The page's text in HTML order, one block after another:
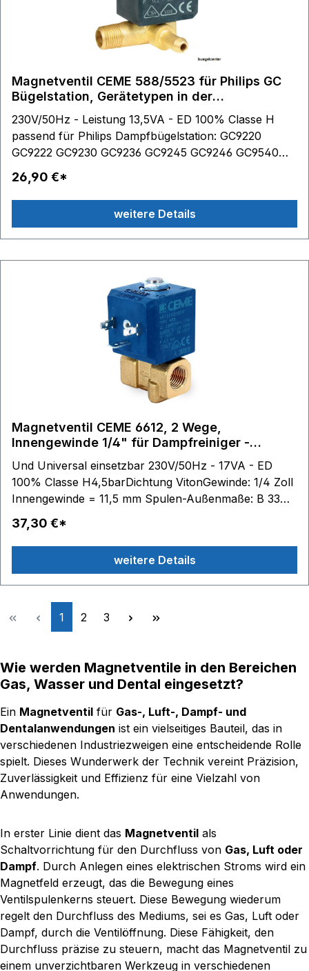
3200 PRO 00S6293B0AA0 STIROMATIC 3200 PRO
W/MANOMETE 00S6293B0AR0 STIROMATIC 3200
PRO W/MANOMETE Technische Daten: 230V/50 Hz
enthalten: 1 Dampfschlauchklemme
Magnetventil CEME 588/5523 für Philips GC
Bügelstation, Gerätetypen in der
230V/50Hz - Leistung 13,5VA - ED 100% Classe H
passend für Philips Dampfbügelstation: GC9220
GC9222 GC9230 GC9236 GC9245 GC9246 GC9540
GC8320 GC8330 GC8340 GC8520/02 GC8615
GC8620 GC8641 GC7222 GC7520 ersetzt problemos
Jiayin JYZ-3 * JYZ-4P * JYZ-5 im Lieferumfang
enthalten: 1 Dampfschlauchschelle Weitere
Gerätetypen bitte anfragen.
26,90 €*
weitere Details
Magnetventil CEME 6612, 2 Wege,
Innengewinde 1/4" für Dampfreiniger -
Und Universal einsetzbar 230V/50Hz - 17VA - ED
100% Classe H4,5barDichtung VitonGewinde: 1/4 Zoll
Innengewinde = 11,5 mm Spulen-Außenmaße: B 33
mm - H 35 mm - T 36 mmim Lieferumfang enthalten: 1
Dampfschlauchschelle
37,30 €*
weitere Details
Seite
1 Seite
2 Seite
3
Wie werden Magnetventile in den Bereichen
Gas, Wasser und Dental eingesetzt?
Ein Magnetventil für Gas-, Luft-, Dampf- und
Dentalanwendungen ist ein vielseitiges Bauteil, das in
verschiedenen Industriezweigen eine entscheidende Rolle
spielt. Dieses Wunderwerk der Technik vereint Präzision,
Zuverlässigkeit und Effizienz für eine Vielzahl von
Anwendungen.
In erster Linie dient das Magnetventil als
Schaltvorrichtung für den Durchfluss von Gas, Luft oder
Dampf. Durch Anlegen eines elektrischen Stroms wird ein
Magnetfeld erzeugt, das die Bewegung eines
Ventilspulenkerns steuert. Diese Bewegung wiederum
regelt den Durchfluss des Mediums, sei es Gas, Luft oder
Dampf, durch die Ventilöffnung. Diese Fähigkeit, den
Durchfluss präzise zu steuern, macht das Magnetventil zu
einem unverzichtbaren Werkzeug in verschiedenen